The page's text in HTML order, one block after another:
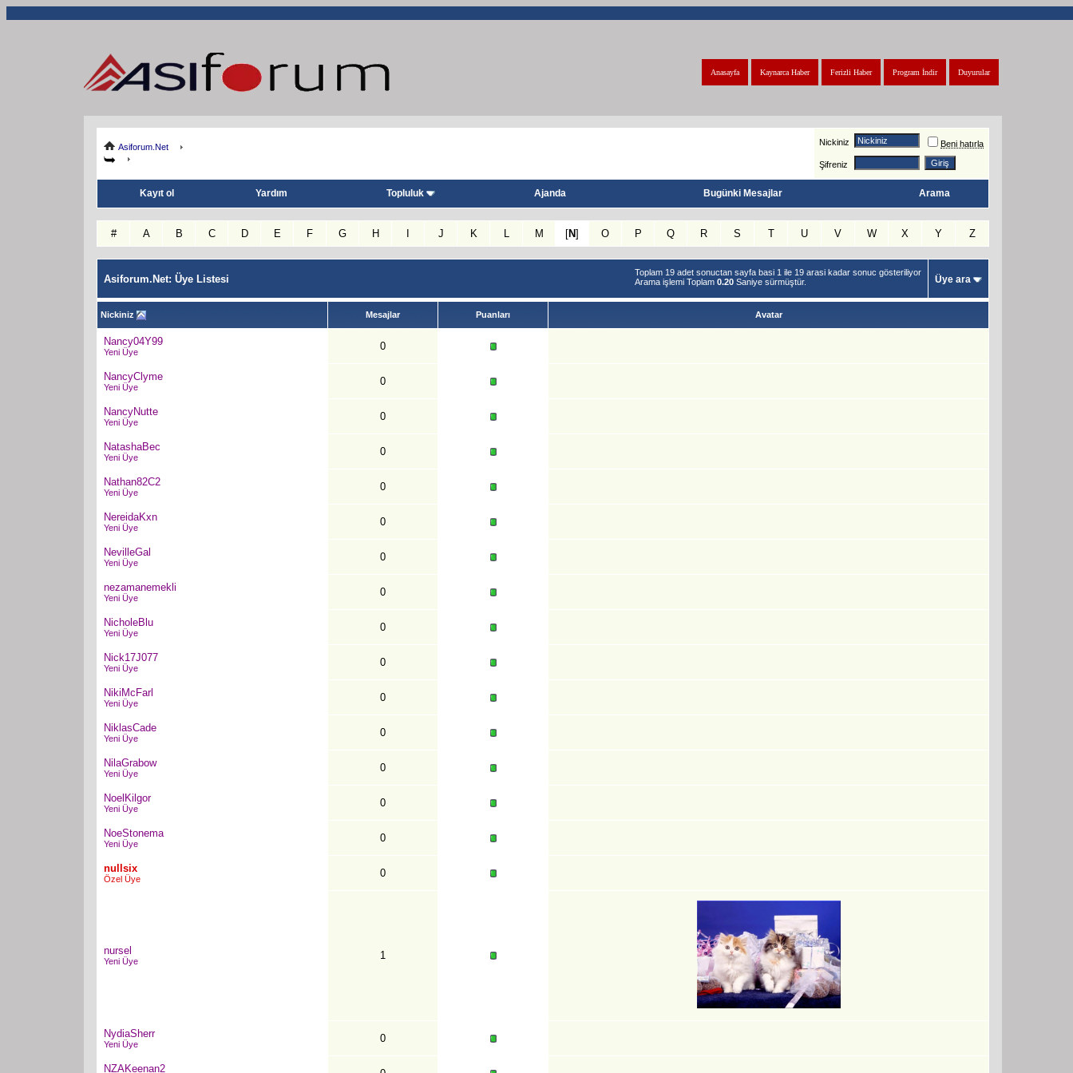
Duyurular
Program İndir
Ferizli Haber
Kaynarca Haber
Anasayfa
Asiforum.Net Nickiniz Beni hatırla
Şifreniz
Kayıt ol Yardım Topluluk Ajanda Bugünki Mesajlar Arama
# A B C D E F G H I J K L M [N] O P Q R S T U V W X Y Z
Toplam 19 adet sonuctan sayfa basi 1 ile 19 arasi kadar sonuc gösteriliyor
Arama işlemi Toplam 0.20 Saniye sürmüştür.
Asiforum.Net: Üye Listesi Üye ara
Nickiniz Mesajlar Puanları Avatar
Nancy04Y99
Yeni Üye 0
NancyClyme
Yeni Üye 0
NancyNutte
Yeni Üye 0
NatashaBec
Yeni Üye 0
Nathan82C2
Yeni Üye 0
NereidaKxn
Yeni Üye 0
NevilleGal
Yeni Üye 0
nezamanemekli
Yeni Üye 0
NicholeBlu
Yeni Üye 0
Nick17J077
Yeni Üye 0
NikiMcFarl
Yeni Üye 0
NiklasCade
Yeni Üye 0
NilaGrabow
Yeni Üye 0
NoelKilgor
Yeni Üye 0
NoeStonema
Yeni Üye 0
nullsix
Özel Üye 0
nursel
Yeni Üye 1
NydiaSherr
Yeni Üye 0
NZAKeenan2